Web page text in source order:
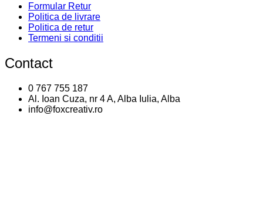
Formular Retur
Politica de livrare
Politica de retur
Termeni si conditii
Contact
0 767 755 187
Al. Ioan Cuza, nr 4 A, Alba Iulia, Alba
info@foxcreativ.ro